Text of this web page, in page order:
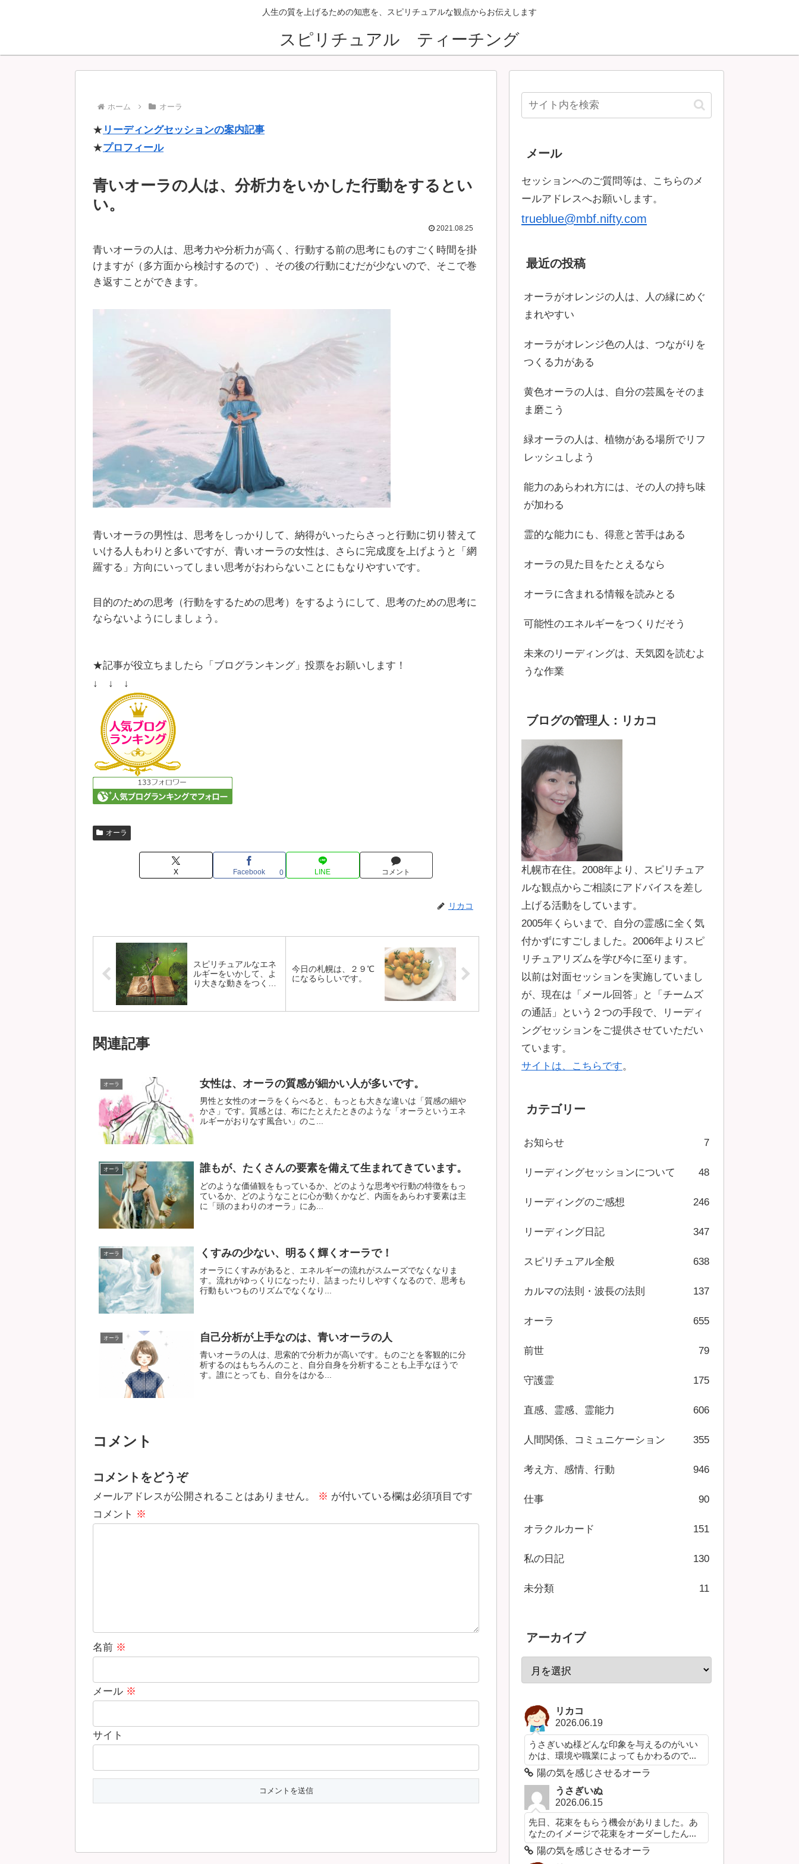
人生の質を上げるための知恵を、スピリチュアルな観点からお伝えします
スピリチュアル ティーチング
ホーム オーラ
★ リーディングセッションの案内記事
★プロフィール
青いオーラの人は、分析力をいかした行動をするとい
い。
2021.08.25
青いオーラの人は、思考力や分析力が高く、行動する前の思考にものすごく時間を掛
けますが（多方面から検討するので）、その後の行動にむだが少ないので、そこで巻
き返すことができます。
青いオーラの男性は、思考をしっかりして、納得がいったらさっと行動に切り替えて
いける人もわりと多いですが、青いオーラの女性は、さらに完成度を上げようと「網
羅する」方向にいってしまい思考がおわらないことにもなりやすいです。
目的のための思考（行動をするための思考）をするようにして、思考のための思考に
ならないようにしましょう。
★記事が役立ちましたら「ブログランキング」投票をお願いします！
↓ ↓ ↓
オーラ
X Facebook 0 LINE コメント
リカコ
スピリチュアルなエネ
ルギーをいかして、よ
り大きな動きをつく
今日の札幌は、２９℃
になるらしいです。
関連記事
オーラ 女性は、オーラの質感が細かい人が多いです。
男性と女性のオーラをくらべると、もっとも大きな違いは「質感の細や
かさ」です。質感とは、布にたとえたときのような「オーラというエネ
ルギーがおりなす風合い」のこ...
オーラ 誰もが、たくさんの要素を備えて生まれてきています。
どのような価値観をもっているか、どのような思考や行動の特徴をもっ
ているか、どのようなことに心が動くかなど、内面をあらわす要素は主
に「頭のまわりのオーラ」にあ...
オーラ くすみの少ない、明るく輝くオーラで！
オーラにくすみがあると、エネルギーの流れがスムーズでなくなりま
す。流れがゆっくりになったり、詰まったりしやすくなるので、思考も
行動もいつものリズムでなくなり...
オーラ 自己分析が上手なのは、青いオーラの人
青いオーラの人は、思索的で分析力が高いです。ものごとを客観的に分
析するのはもちろんのこと、自分自身を分析することも上手なほうで
す。誰にとっても、自分をはかる...
コメント
コメントをどうぞ
メールアドレスが公開されることはありません。 ※ が付いている欄は必須項目です
コメント ※
名前 ※
メール ※
サイト
メール
セッションへのご質問等は、こちらのメ
ールアドレスへお願いします。
trueblue@mbf.nifty.com
最近の投稿
オーラがオレンジの人は、人の縁にめぐ
まれやすい
オーラがオレンジ色の人は、つながりを
つくる力がある
黄色オーラの人は、自分の芸風をそのま
ま磨こう
緑オーラの人は、植物がある場所でリフ
レッシュしよう
能力のあらわれ方には、その人の持ち味
が加わる
霊的な能力にも、得意と苦手はある
オーラの見た目をたとえるなら
オーラに含まれる情報を読みとる
可能性のエネルギーをつくりだそう
未来のリーディングは、天気図を読むよ
うな作業
ブログの管理人：リカコ
札幌市在住。2008年より、スピリチュア
ルな観点からご相談にアドバイスを差し
上げる活動をしています。
2005年くらいまで、自分の霊感に全く気
付かずにすごしました。2006年よりスピ
リチュアリズムを学び今に至ります。
以前は対面セッションを実施していまし
が、現在は「メール回答」と「チームズ
の通話」という２つの手段で、リーディ
ングセッションをご提供させていただい
ています。
サイトは、こちらです。
カテゴリー
お知らせ 7
リーディングセッションについて 48
リーディングのご感想 246
リーディング日記 347
スピリチュアル全般 638
カルマの法則・波長の法則 137
オーラ 655
前世 79
守護霊 175
直感、霊感、霊能力 606
人間関係、コミュニケーション 355
考え方、感情、行動 946
仕事 90
オラクルカード 151
私の日記 130
未分類 11
アーカイブ
リカコ
2026.06.19
うさぎいぬ様どんな印象を与えるのがいい
かは、環境や職業によってもかわるので...
陽の気を感じさせるオーラ
うさぎいぬ
2026.06.15
先日、花束をもらう機会がありました。あ
なたのイメージで花束をオーダーしたん...
陽の気を感じさせるオーラ